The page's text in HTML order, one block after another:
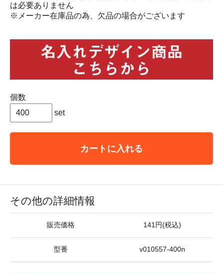
は必要ありません
※メーカー在庫品の為、欠品の場合がございます
個数
set
カートに入れる
その他の詳細情報
販売価格 141円(税込)
型番 v010557-400n